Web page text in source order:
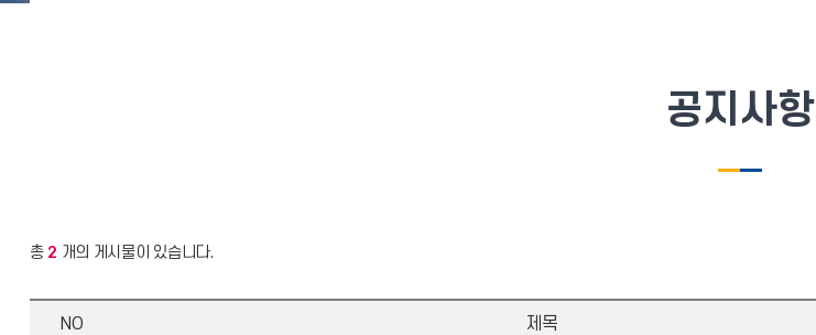
공지사항
총 2 개의 게시물이 있습니다.
NO 제목